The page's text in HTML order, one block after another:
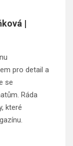
|
pro detail a
se
Ráda
které